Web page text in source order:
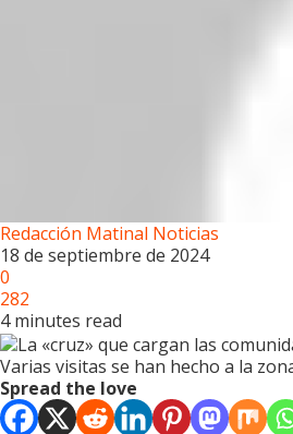
Redacción Matinal Noticias
18 de septiembre de 2024
0
282
4 minutes read
Varias visitas se han hecho a la
Spread the love